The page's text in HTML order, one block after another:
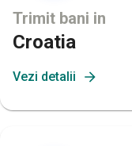
Trimit bani in
Croatia
Vezi detalii